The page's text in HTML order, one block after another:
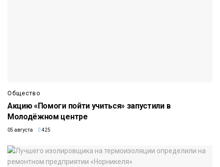
Общество
Акцию «Помоги пойти учиться» запустили в
Молодёжном центре
05 августа 425